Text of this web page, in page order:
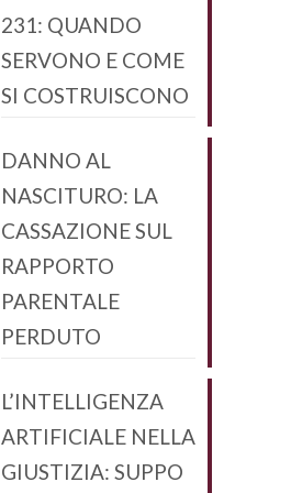
231: QUANDO
SERVONO E COME
SI COSTRUISCONO
DANNO AL
NASCITURO: LA
CASSAZIONE SUL
RAPPORTO
PARENTALE
PERDUTO
L’INTELLIGENZA
ARTIFICIALE NELLA
GIUSTIZIA: SUPPO